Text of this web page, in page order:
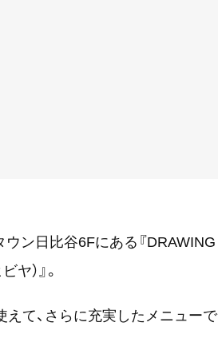
ン日比谷6Fにある『DRAWING
）』。
えて、さらに充実したメニューで